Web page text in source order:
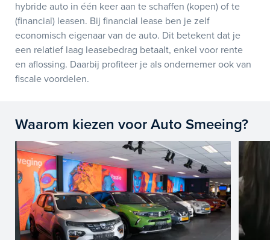
hybride auto in één keer aan te schaffen (kopen) of te
(financial) leasen. Bij financial lease ben je zelf
economisch eigenaar van de auto. Dit betekent dat je
een relatief laag leasebedrag betaalt, enkel voor rente
en aflossing. Daarbij profiteer je als ondernemer ook van
fiscale voordelen.
Waarom kiezen voor Auto Smeeing?